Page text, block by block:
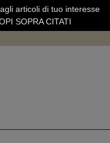
CLIENTI +39.0773.470.562
articoli di tuo interesse
SOPRA CITATI